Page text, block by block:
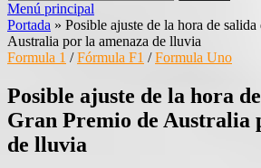
Menú principal
Portada » Posible ajuste de la hora de
Australia por la amenaza de lluvia
Formula 1 /Fórmula F1 /Formula Uno
Posible ajuste de la hora
Gran Premio de Australia
de lluvia